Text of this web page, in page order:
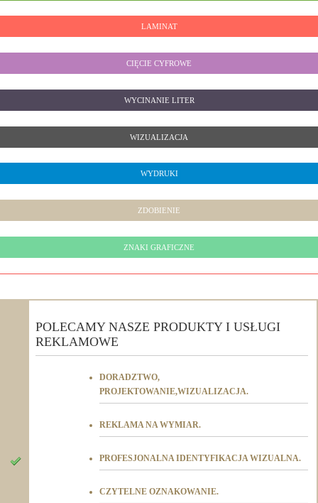
LAMINAT
CIĘCIE CYFROWE
WYCINANIE LITER
WIZUALIZACJA
WYDRUKI
ZDOBIENIE
ZNAKI GRAFICZNE
POLECAMY NASZE PRODUKTY I USŁUGI
REKLAMOWE
DORADZTWO,
PROJEKTOWANIE,WIZUALIZACJA.
REKLAMA NA WYMIAR.
PROFESJONALNA IDENTYFIKACJA WIZUALNA.
CZYTELNE OZNAKOWANIE.